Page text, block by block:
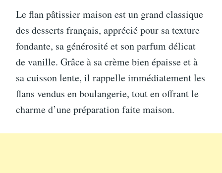
Le flan pâtissier maison est un grand classique
des desserts français, apprécié pour sa texture
fondante, sa générosité et son parfum délicat
de vanille. Grâce à sa crème bien épaisse et à
sa cuisson lente, il rappelle immédiatement les
flans vendus en boulangerie, tout en offrant le
charme d’une préparation faite maison.